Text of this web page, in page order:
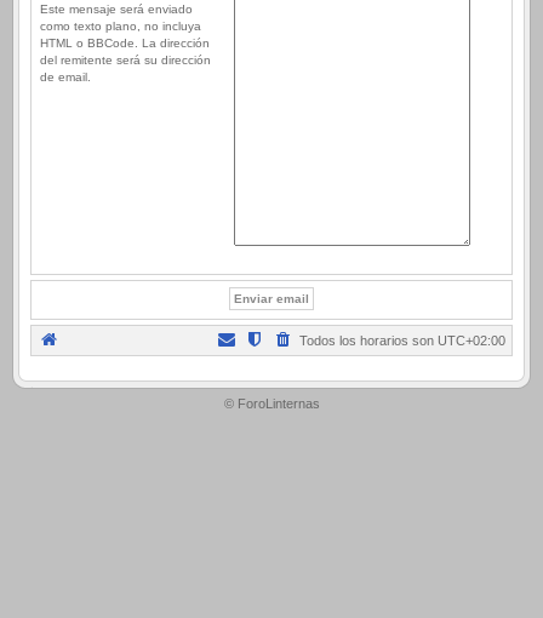
Este mensaje será enviado
como texto plano, no incluya
HTML o BBCode. La dirección
del remitente será su dirección
de email.
Todos los horarios son UTC+02:00
.
© ForoLinternas